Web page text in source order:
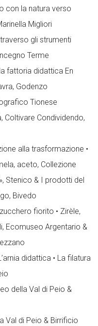
con la natura verso
Migliori
gli strumenti
Terme
fattoria didattica En
Godenzo
Tionese
Coltivare Condividendo,
alla trasformazione •
aceto, Collezione
Stenico & I prodotti del
Bivedo
fiorito • Zirèle,
Ecomuseo Argentario &
didattica • La filatura
della Val di Peio &
Val di Peio & Birrificio